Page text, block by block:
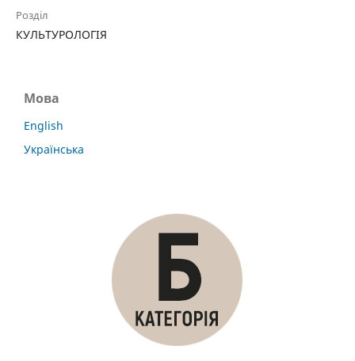
Розділ
КУЛЬТУРОЛОГІЯ
Мова
English
Українська